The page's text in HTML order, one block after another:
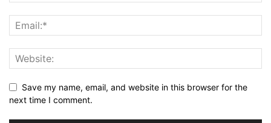
Save my name, email, and website in this browser for the
next time I comment.